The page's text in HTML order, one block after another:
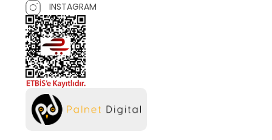
INSTAGRAM